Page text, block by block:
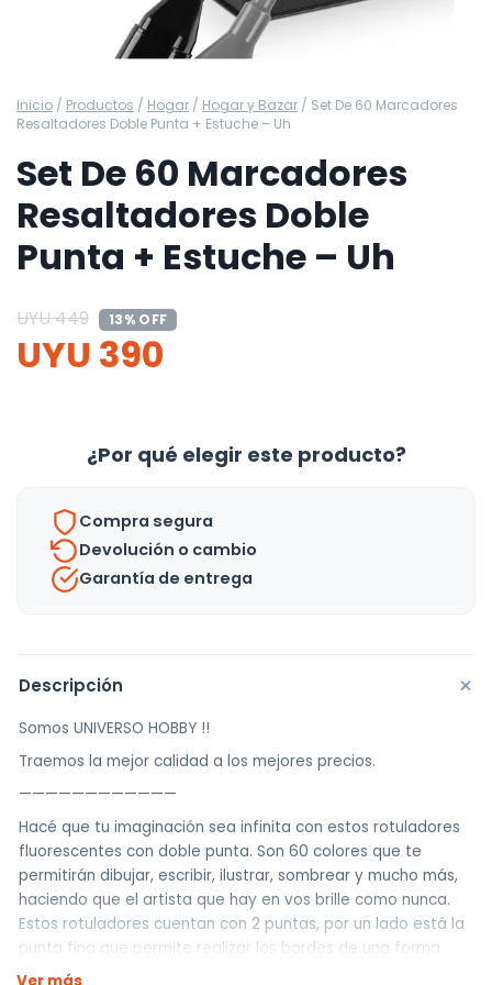
Inicio / Productos / Hogar / Hogar y Bazar / Set De 60 Marcadores
Resaltadores Doble Punta + Estuche – Uh
Set De 60 Marcadores
Resaltadores Doble
Punta + Estuche – Uh
UYU449 13% OFF
UYU 390
¿Por qué elegir este producto?
Compra segura
Devolución o cambio
Garantía de entrega
Descripción +
Somos UNIVERSO HOBBY !!
Traemos la mejor calidad a los mejores precios.
————————————
Hacé que tu imaginación sea infinita con estos rotuladores
fluorescentes con doble punta. Son 60 colores que te
permitirán dibujar, escribir, ilustrar, sombrear y mucho más,
haciendo que el artista que hay en vos brille como nunca.
Estos rotuladores cuentan con 2 puntas, por un lado está la
punta fina que permite realizar los bordes de una forma
perfecta y por el otro lado está la punta cincel que hace
Ver más